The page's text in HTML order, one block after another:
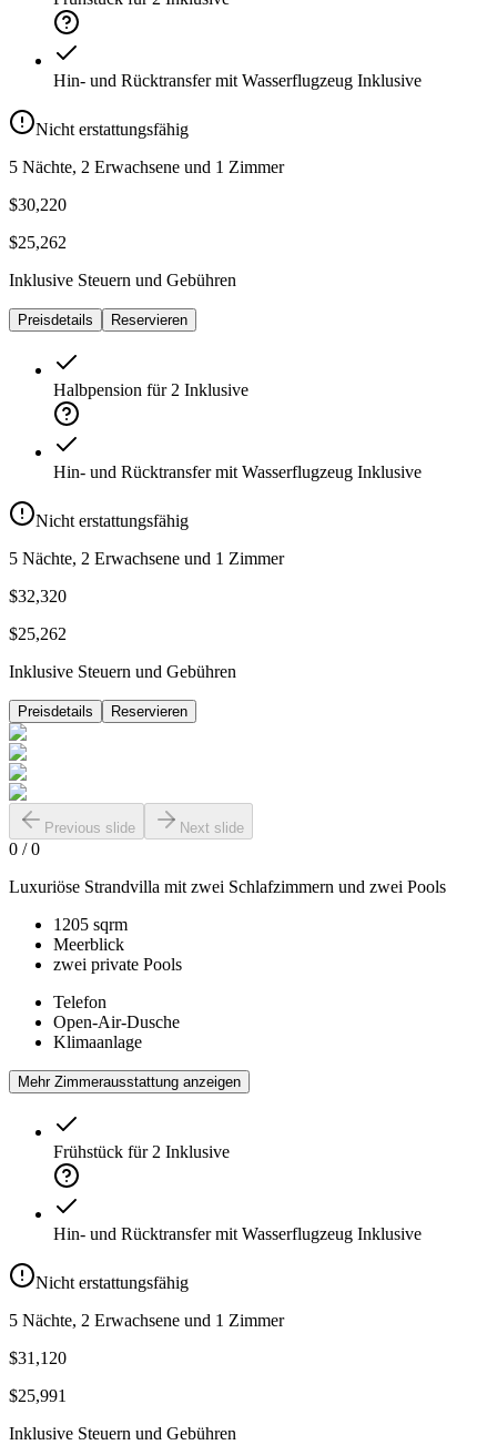
Hin- und Rücktransfer mit Wasserflugzeug Inklusive
Nicht erstattungsfähig
5 Nächte, 2 Erwachsene und 1 Zimmer
$30,220
$25,262
Inklusive Steuern und Gebühren
Preisdetails Reservieren
Halbpension für 2 Inklusive
Hin- und Rücktransfer mit Wasserflugzeug Inklusive
Nicht erstattungsfähig
5 Nächte, 2 Erwachsene und 1 Zimmer
$32,320
$25,262
Inklusive Steuern und Gebühren
Preisdetails Reservieren
Previous slide Next slide
0 /0
Luxuriöse Strandvilla mit zwei Schlafzimmern und zwei Pools
1205 sqrm
Meerblick
zwei private Pools
Telefon
Open-Air-Dusche
Klimaanlage
Mehr Zimmerausstattung anzeigen
Frühstück für 2 Inklusive
Hin- und Rücktransfer mit Wasserflugzeug Inklusive
Nicht erstattungsfähig
5 Nächte, 2 Erwachsene und 1 Zimmer
$31,120
$25,991
Inklusive Steuern und Gebühren